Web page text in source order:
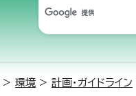
> 環境 > 計画・ガイドライン